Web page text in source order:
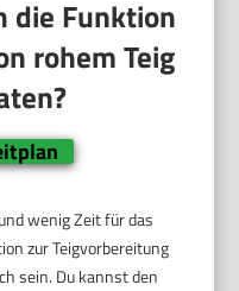
die Funktion
rohem Teig
wenig Zeit für das
zur Teigvorbereitung
sein. Du kannst den